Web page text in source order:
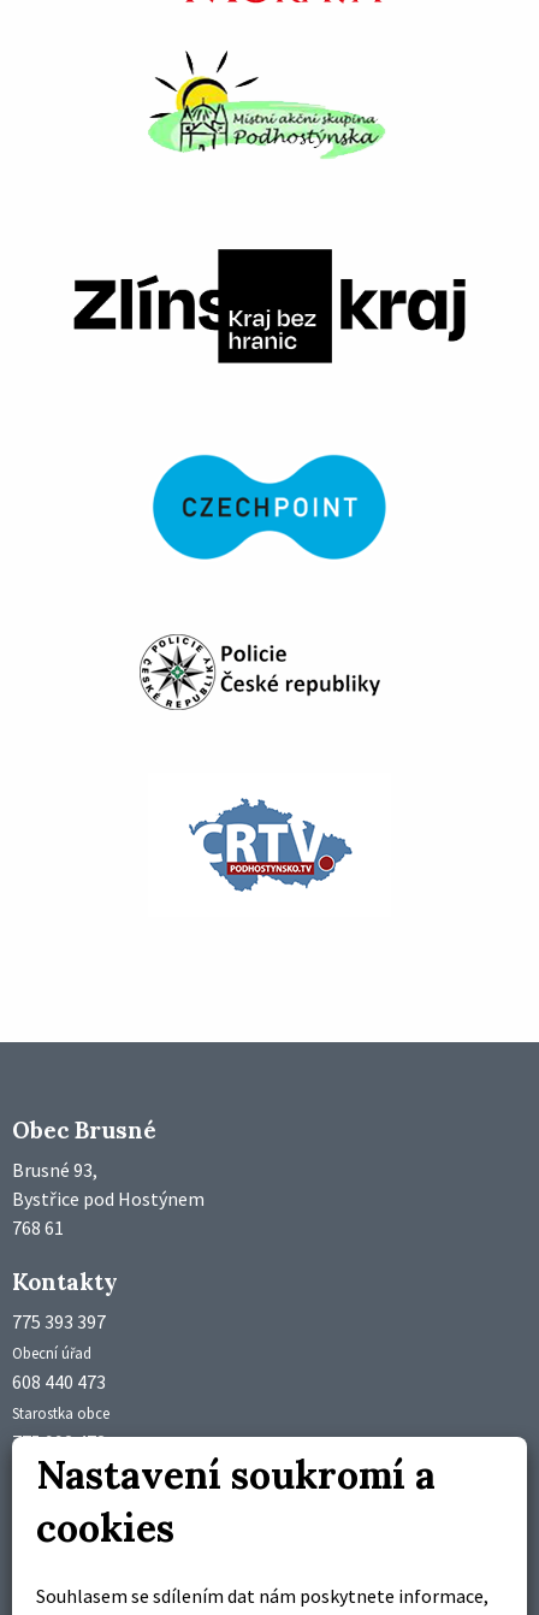
Obec Brusné
Brusné 93,
Bystřice pod Hostýnem
768 61
Kontakty
775 393 397
Obecní úřad
608 440 473
Starostka obce
775 992 473
Účetní obce
starosta@brusne.cz
Úřední hodiny
Nastavení soukromí a
cookies
Souhlasem se sdílením dat nám poskytnete informace,